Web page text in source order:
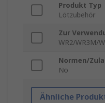
Produkt Typ
Lötzubehör
Zur
WR2/WR3M/
Normen/
No
Ähnliche